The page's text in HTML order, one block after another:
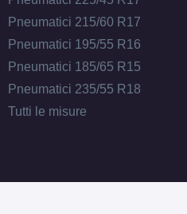
Pneumatici 215/60 R17
Pneumatici 195/55 R16
Pneumatici 185/65 R15
Pneumatici 235/55 R18
Tutti le misure